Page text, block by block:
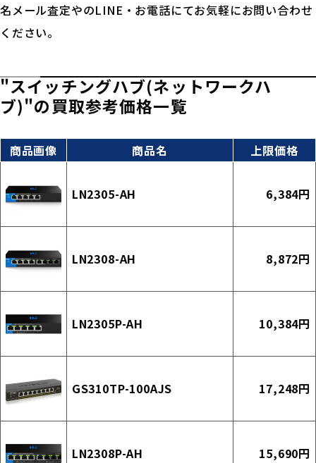
名メール査定やのLINE・お電話にてお気軽にお問い合わせ
ください。
"スイッチングハブ(ネットワークハ
ブ)"の買取参考価格一覧
商品画像 商品名 上限価格
LN2305-AH 6,384円
LN2308-AH 8,872円
LN2305P-AH 10,384円
GS310TP-100AJS 17,248円
LN2308P-AH 15,690円